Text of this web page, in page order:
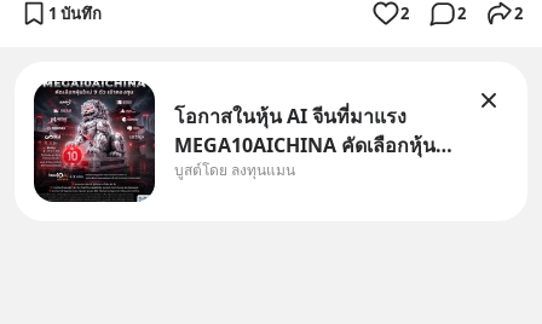
1 บันทึก 2 2 2
โอกาสในหุ้น AI จีนที่มาแรง
MEGA10AICHINA คัดเลือกหุ้น
ใหม่ 9 ตัว เข้ากองทุน.. ครอบคลุม
บูสต์โดย ลงทุนแมน